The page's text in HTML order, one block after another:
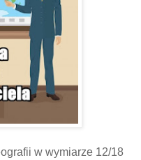
w wymiarze 12/18